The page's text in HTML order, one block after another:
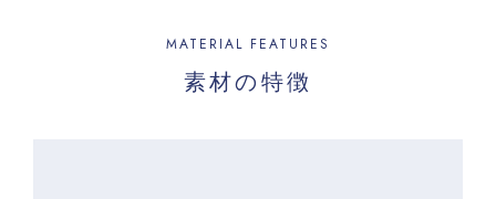
素材の特徴
MATERIAL FEATURES